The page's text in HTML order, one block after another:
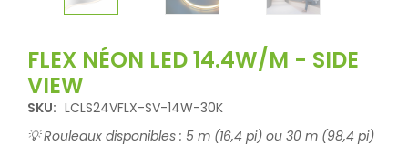
FLEX NÉON LED 14.4W/M - SIDE
VIEW
SKU: LCLS24VFLX-SV-14W-30K
💡 Rouleaux disponibles : 5 m (16,4 pi) ou 30 m (98,4 pi)